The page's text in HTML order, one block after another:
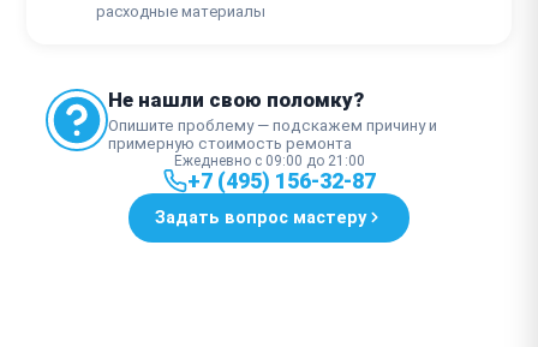
расходные материалы
Не нашли свою поломку?
Опишите проблему — подскажем причину и
примерную стоимость ремонта
Ежедневно с 09:00 до 21:00
+7 (495) 156-32-87
Задать вопрос мастеру